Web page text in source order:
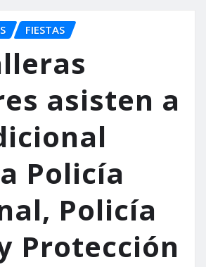
FIESTAS
asisten a
Policía
Policía
Protección